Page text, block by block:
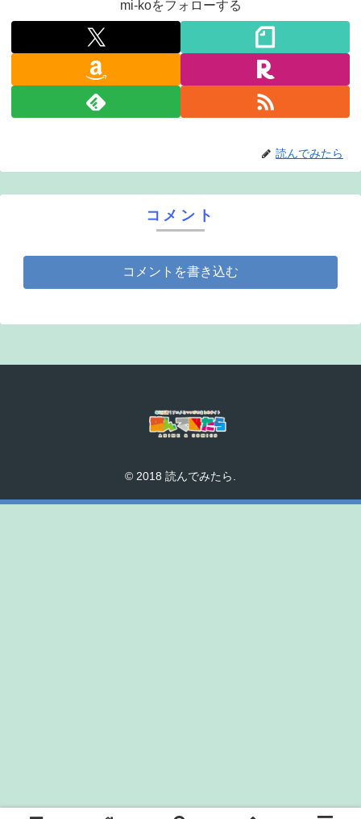
mi-koをフォローする
読んでみたら
コメント
コメントを書き込む
© 2018 読んでみたら.